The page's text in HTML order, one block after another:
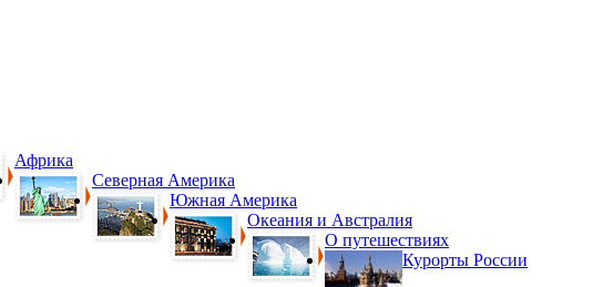
Африка
Северная Америка
Южная Америка
Океания и Австралия
О путешествиях
Курорты России